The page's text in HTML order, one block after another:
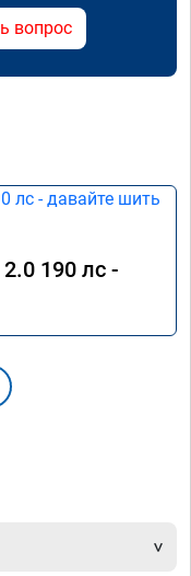
вопрос
190 лс -